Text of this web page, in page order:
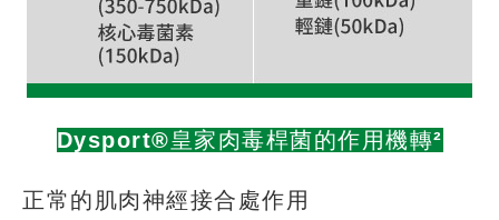
Dysport®皇家肉毒桿菌的作用機轉²
正常的肌肉神經接合處作用